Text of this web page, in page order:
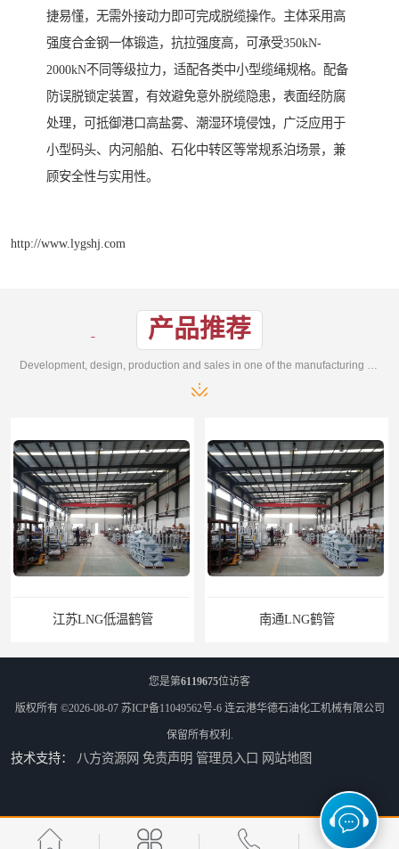
捷易懂，无需外接动力即可完成脱缆操作。主体采用高
强度合金钢一体锻造，抗拉强度高，可承受350kN-
2000kN不同等级拉力，适配各类中小型缆绳规格。配备
防误脱锁定装置，有效避免意外脱缆隐患，表面经防腐
处理，可抵御港口高盐雾、潮湿环境侵蚀，广泛应用于
小型码头、内河船舶、石化中转区等常规系泊场景，兼
顾安全性与实用性。
http://www.lygshj.com
产品推荐
南通LNG鹤管
江苏LNG鹤管 太原船用臂厂家
您是第6119675位访客
版权所有 ©2026-08-07 苏ICP备11049562号-6 连云港华德石油化工机械有限公司
保留所有权利.
技术支持： 八方资源网 免责声明 管理员入口 网站地图